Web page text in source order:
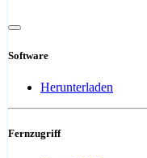
Software
Herunterladen
Fernzugriff